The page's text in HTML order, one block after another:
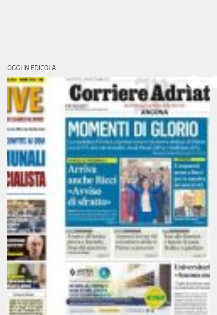
OGGI IN EDICOLA